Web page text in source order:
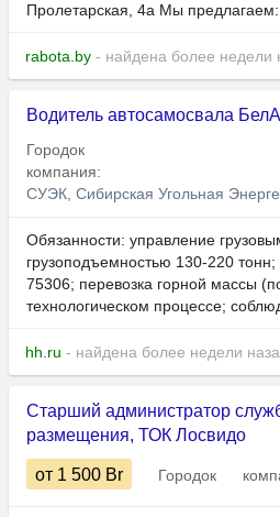
Пролетарская, 4а Мы
rabota.by - найдена более недели
Водитель автосамосвала
Городок
компания:
СУЭК, Сибирская Угольная
​​​​​​Обязанности: управление
грузоподъемностью 130-220
75306; перевозка горной массы
технологическом процессе;
hh.ru - найдена более недели
Старший администратор
размещения, ТОК Лосвидо
от 1 500 Br Городок